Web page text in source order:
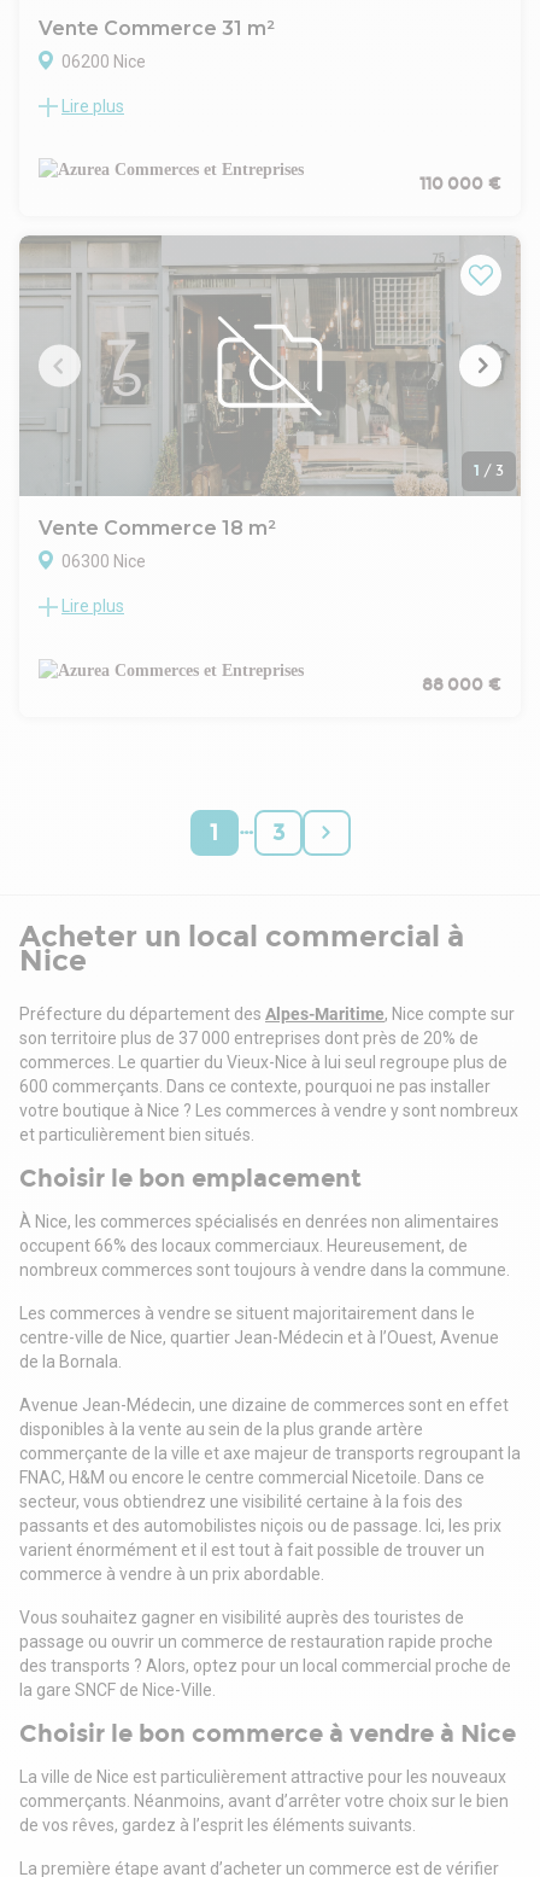
Vente Commerce 31 m²
06200 Nice
A vendre murs occupés d'une boutique située à Nice Ouest à
Sanitaire. Climatisation. Rideau de fer. Linéaire vitrine de 3
mètres. La boutique est actuellement occupée par une
Revenus locatifs: 8880 Euros/an. Rentabilité: 7,3%. Prix FAI:
110 KEuros. Dossier sur demande uniquement
Lire plus
110 000 €
1 / 3
Vente Commerce 18 m²
06300 Nice
A vendre murs occupés d'un local commercial situé dans le
space. Rideau de fer. Hauteur sous plafond de 3 mètres.
Linéaire vitrine de 5 mètres. Activité en lien avec le loisir. Loué
Lire plus
88 000 €
1 … 3
Acheter un local commercial à
Nice
Préfecture du département des Alpes-Maritime, Nice compte sur
son territoire plus de 37 000 entreprises dont près de 20% de
commerces. Le quartier du Vieux-Nice à lui seul regroupe plus de
600 commerçants. Dans ce contexte, pourquoi ne pas installer
votre boutique à Nice ? Les commerces à vendre y sont nombreux
et particulièrement bien situés.
Choisir le bon emplacement
À Nice, les commerces spécialisés en denrées non alimentaires
occupent 66% des locaux commerciaux. Heureusement, de
nombreux commerces sont toujours à vendre dans la commune.
Les commerces à vendre se situent majoritairement dans le
centre-ville de Nice, quartier Jean-Médecin et à l’Ouest, Avenue
de la Bornala.
Avenue Jean-Médecin, une dizaine de commerces sont en effet
disponibles à la vente au sein de la plus grande artère
commerçante de la ville et axe majeur de transports regroupant la
FNAC, H&M ou encore le centre commercial Nicetoile. Dans ce
secteur, vous obtiendrez une visibilité certaine à la fois des
passants et des automobilistes niçois ou de passage. Ici, les prix
varient énormément et il est tout à fait possible de trouver un
commerce à vendre à un prix abordable.
Vous souhaitez gagner en visibilité auprès des touristes de
passage ou ouvrir un commerce de restauration rapide proche
des transports ? Alors, optez pour un local commercial proche de
la gare SNCF de Nice-Ville.
Choisir le bon commerce à vendre à Nice
La ville de Nice est particulièrement attractive pour les nouveaux
commerçants. Néanmoins, avant d’arrêter votre choix sur le bien
de vos rêves, gardez à l’esprit les éléments suivants.
La première étape avant d’acheter un commerce est de vérifier